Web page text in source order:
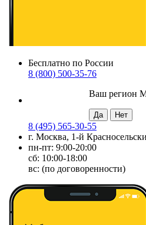
Бесплатно по России
8 (800) 500-35-76
Ваш регион
8 (495) 565-30-55
г. Москва, 1-й
пн-пт: 9:00-20:00
сб: 10:00-18:00
вс: (по договоренности)